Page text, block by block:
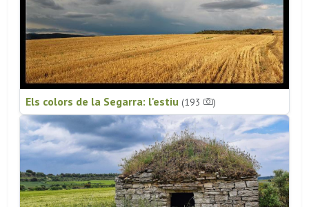
Els colors de la Segarra: l'estiu (193 )